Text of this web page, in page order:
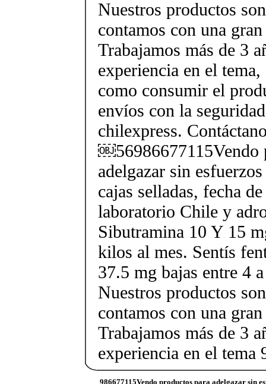
Nuestros productos
contamos con una
Trabajamos más de 3
experiencia en el
como consumir el
envíos con la
chilexpress.
￼56986677115Vendo
adelgazar sin
cajas selladas, fecha
laboratorio Chile y
Sibutramina 10 Y 15
kilos al mes. Sentís
37.5 mg bajas entre 4
Nuestros productos
contamos con una
Trabajamos más de 3
experiencia en el tema
986677115Vendo productos para adelgazar sin